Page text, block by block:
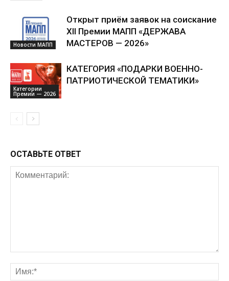
Новости МАПП
Открыт приём заявок на соискание
XII Премии МАПП «ДЕРЖАВА
МАСТЕРОВ — 2026»
Категории
Премии — 2026
КАТЕГОРИЯ «ПОДАРКИ ВОЕННО-
ПАТРИОТИЧЕСКОЙ ТЕМАТИКИ»
ОСТАВЬТЕ ОТВЕТ